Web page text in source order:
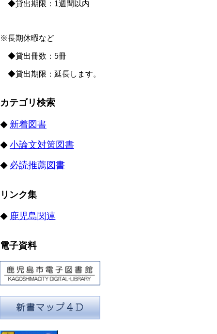
◆貸出期限：1週間以内
※長期休暇など
◆貸出冊数：5冊
◆貸出期限：延長します。
カテゴリ検索
◆ 新着図書
◆ 小論文対策図書
◆ 必読推薦図書
リンク集
◆ 鹿児島関連
電子資料